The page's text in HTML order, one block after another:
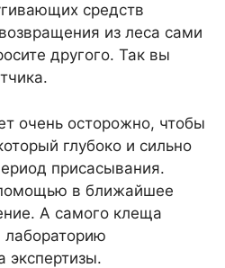
средств
из леса сами
другого. Так вы
очень осторожно, чтобы
глубоко и сильно
присасывания.
в ближайшее
А самого клеща
лабораторию
экспертизы.